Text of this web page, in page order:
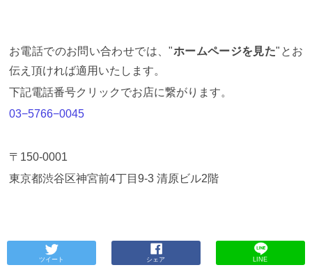
お電話でのお問い合わせでは、"ホームページを見た"とお
伝え頂ければ適用いたします。
下記電話番号クリックでお店に繋がります。
03−5766−0045
〒150-0001
東京都渋谷区神宮前4丁目 9-3 清原ビル2階
ツイート シェア LINE